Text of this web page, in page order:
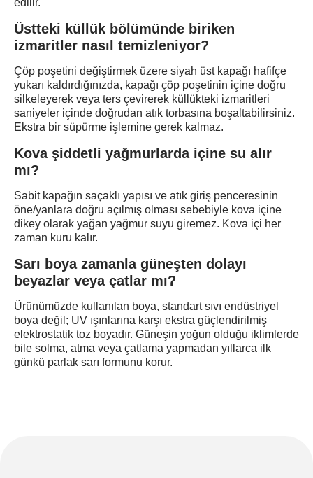
edilir.
Üstteki küllük bölümünde biriken
izmaritler nasıl temizleniyor?
Çöp poşetini değiştirmek üzere siyah üst kapağı hafifçe
yukarı kaldırdığınızda, kapağı çöp poşetinin içine doğru
silkeleyerek veya ters çevirerek küllükteki izmaritleri
saniyeler içinde doğrudan atık torbasına boşaltabilirsiniz.
Ekstra bir süpürme işlemine gerek kalmaz.
Kova şiddetli yağmurlarda içine su alır
mı?
Sabit kapağın saçaklı yapısı ve atık giriş penceresinin
öne/yanlara doğru açılmış olması sebebiyle kova içine
dikey olarak yağan yağmur suyu giremez. Kova içi her
zaman kuru kalır.
Sarı boya zamanla güneşten dolayı
beyazlar veya çatlar mı?
Ürünümüzde kullanılan boya, standart sıvı endüstriyel
boya değil; UV ışınlarına karşı ekstra güçlendirilmiş
elektrostatik toz boyadır. Güneşin yoğun olduğu iklimlerde
bile solma, atma veya çatlama yapmadan yıllarca ilk
günkü parlak sarı formunu korur.